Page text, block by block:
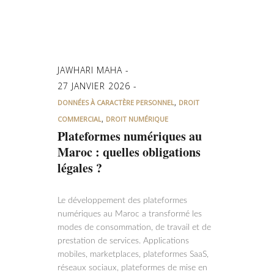
JAWHARI MAHA
27 JANVIER 2026
DONNÉES À CARACTÈRE PERSONNEL, DROIT
COMMERCIAL, DROIT NUMÉRIQUE
Plateformes numériques au
Maroc : quelles obligations
légales ?
Le développement des plateformes
numériques au Maroc a transformé les
modes de consommation, de travail et de
prestation de services. Applications
mobiles, marketplaces, plateformes SaaS,
réseaux sociaux, plateformes de mise en